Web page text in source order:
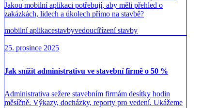
Jakou mobilní aplikaci potřebují, aby měli přehled o
zakázkách, lidech a úkolech přímo na stavbě?
mobilní aplikacestavbyvedoucířízení stavby
25. prosince 2025
Jak snížit administrativu ve stavební firmě o 50 %
Administrativa sežere stavebním firmám desítky hodin
měsíčně. Výkazy, docházky, reporty pro vedení. Ukážeme